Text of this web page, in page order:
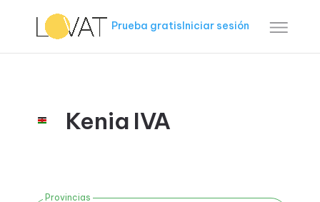
Prueba gratisIniciar sesión
Kenia IVA
Provincias